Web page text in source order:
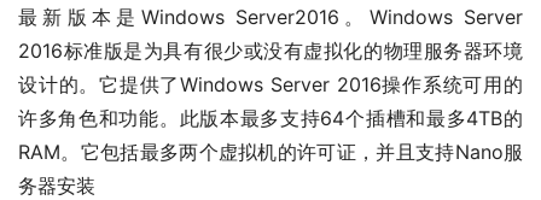
最新版本是Windows Server2016。Windows Server
2016标准版是为具有很少或没有虚拟化的物理服务器环境
设计的。它提供了Windows Server 2016操作系统可用的
许多角色和功能。此版本最多支持64个插槽和最多4TB的
RAM。它包括最多两个虚拟机的许可证，并且支持Nano服
务器安装